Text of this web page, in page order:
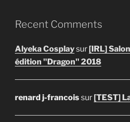
Recent Comments
Alyeka Cosplaysur[IRL]
édition "Dragon" 2018
renard j-francoissur[TEST]